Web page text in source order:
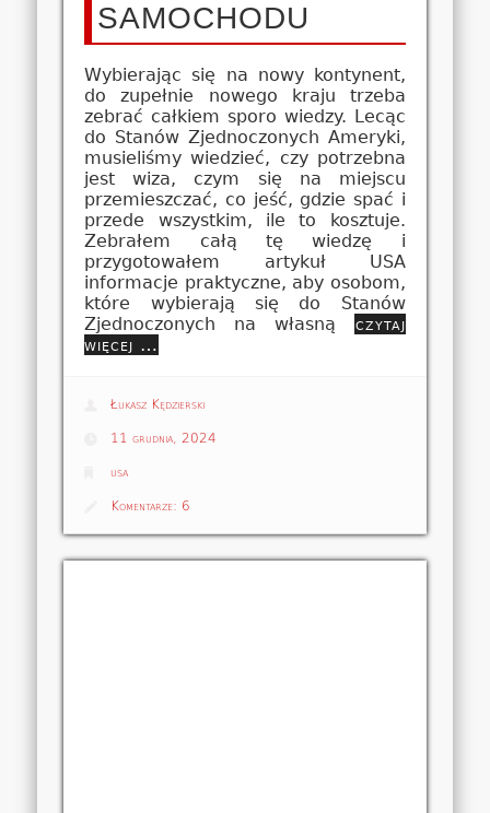
SAMOCHODU
Wybierając się na nowy kontynent,
do zupełnie nowego kraju trzeba
zebrać całkiem sporo wiedzy. Lecąc
do Stanów Zjednoczonych Ameryki,
musieliśmy wiedzieć, czy potrzebna
jest wiza, czym się na miejscu
przemieszczać, co jeść, gdzie spać i
przede wszystkim, ile to kosztuje.
Zebrałem całą tę wiedzę i
przygotowałem artykuł USA
informacje praktyczne, aby osobom,
które wybierają się do Stanów
Zjednoczonych na własną czytaj
więcej …
Łukasz Kędzierski
11 grudnia, 2024
usa
Komentarze: 6